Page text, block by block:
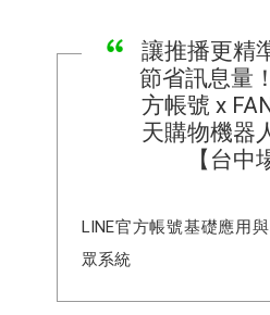
讓推播更精
節省訊息量
方帳號 x
天購物機器
【台中
LINE官方帳號基礎應用
眾系統